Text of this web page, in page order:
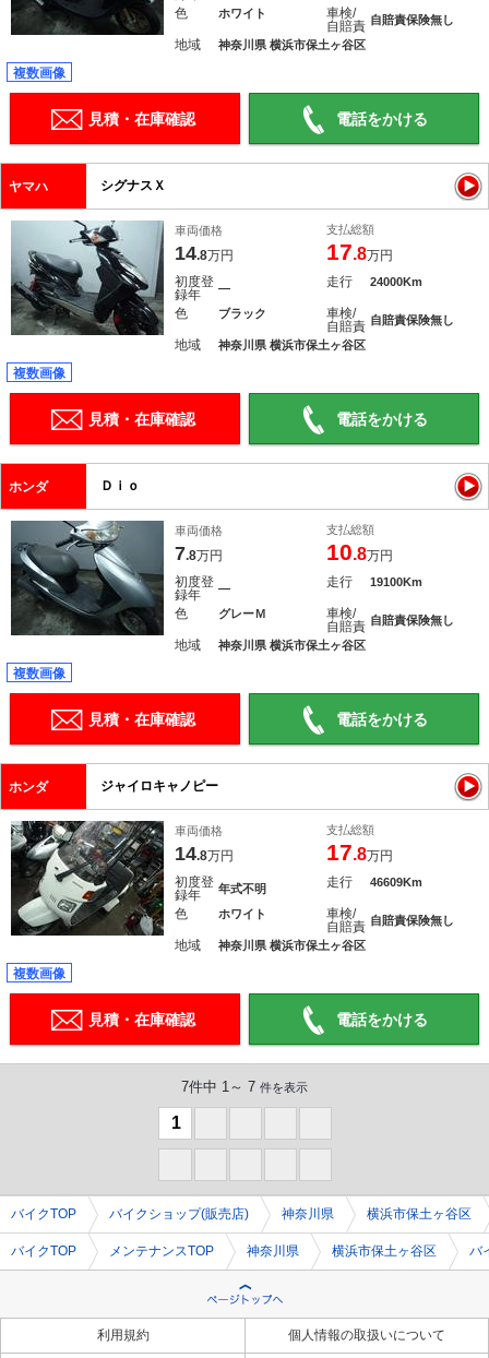
色 ホワイト
車検/
自賠責 自賠責保険無し
地域 神奈川県 横浜市保土ヶ谷区
複数画像
見積・在庫確認 電話をかける
ヤマハ シグナスＸ
車両価格
14.8万円
支払総額
17.8万円
初度登
録年
― 走行 24000Km
色 ブラック
車検/
自賠責 自賠責保険無し
地域 神奈川県 横浜市保土ヶ谷区
複数画像
見積・在庫確認 電話をかける
ホンダ Ｄｉｏ
車両価格
7.8万円
支払総額
10.8万円
初度登
録年
― 走行 19100Km
色 グレーＭ
車検/
自賠責 自賠責保険無し
地域 神奈川県 横浜市保土ヶ谷区
複数画像
見積・在庫確認 電話をかける
ホンダ ジャイロキャノピー
車両価格
14.8万円
支払総額
17.8万円
初度登
録年
年式不明 走行 46609Km
色 ホワイト
車検/
自賠責 自賠責保険無し
地域 神奈川県 横浜市保土ヶ谷区
複数画像
見積・在庫確認 電話をかける
7件中 1～ 7 件を表示
1
バイクTOP バイクショップ(販売店) 神奈川県 横浜市保土ヶ谷区
バイクTOP メンテナンスTOP 神奈川県 横浜市保土ヶ谷区 バ
利用規約 個人情報の取扱いについて